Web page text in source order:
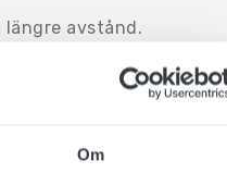
Om
avstånd.
sidor av
att välja mellan